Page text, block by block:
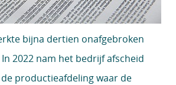
bijna dertien onafgebroken
2022 nam het bedrijf afscheid
productieafdeling waar de